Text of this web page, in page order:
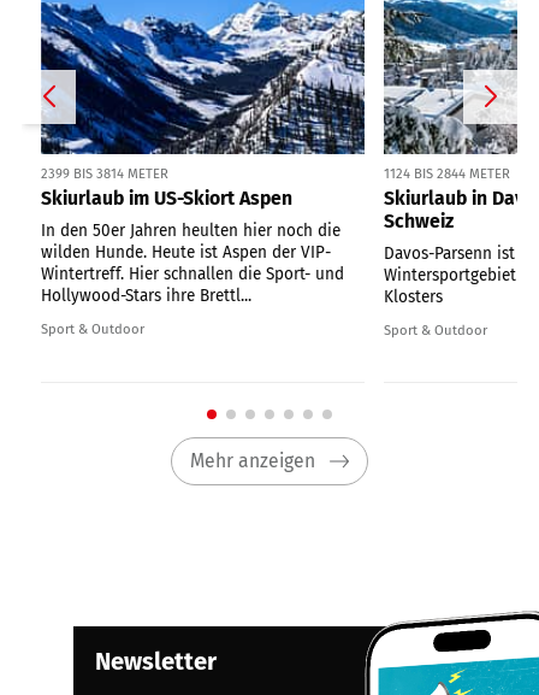
2399 BIS 3814 METER
Skiurlaub im US-Skiort Aspen
In den 50er Jahren heulten hier noch die
wilden Hunde. Heute ist Aspen der VIP-
Wintertreff. Hier schnallen die Sport- und
Hollywood-Stars ihre Brettl...
Sport & Outdoor
1124 BIS 2844 METER
Skiurlaub in
Schweiz
Davos-Parsenn ist
Wintersportgebiet
Klosters
Sport & Outdoor
Mehr anzeigen
Newsletter